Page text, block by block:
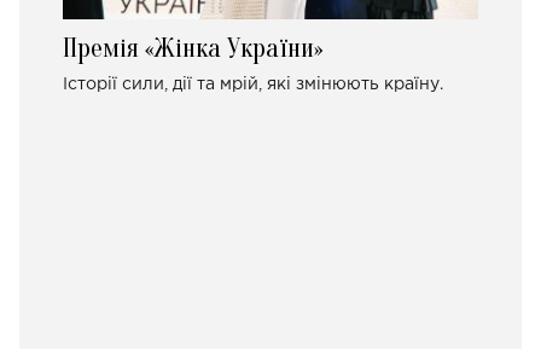
Премія «Жінка України»
Історії сили, дії та мрій, які змінюють країну.